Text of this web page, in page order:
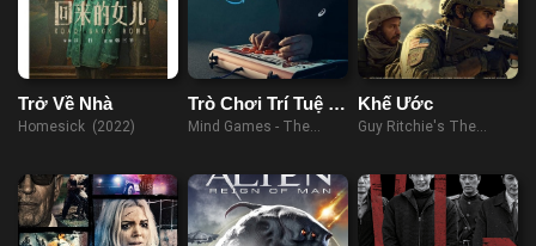
Trở Về Nhà
Homesick (2022)
Trò Chơi Trí Tuệ –
Thử Nghiệm
Mind Games - The
Khế Ước
Guy Ritchie's The